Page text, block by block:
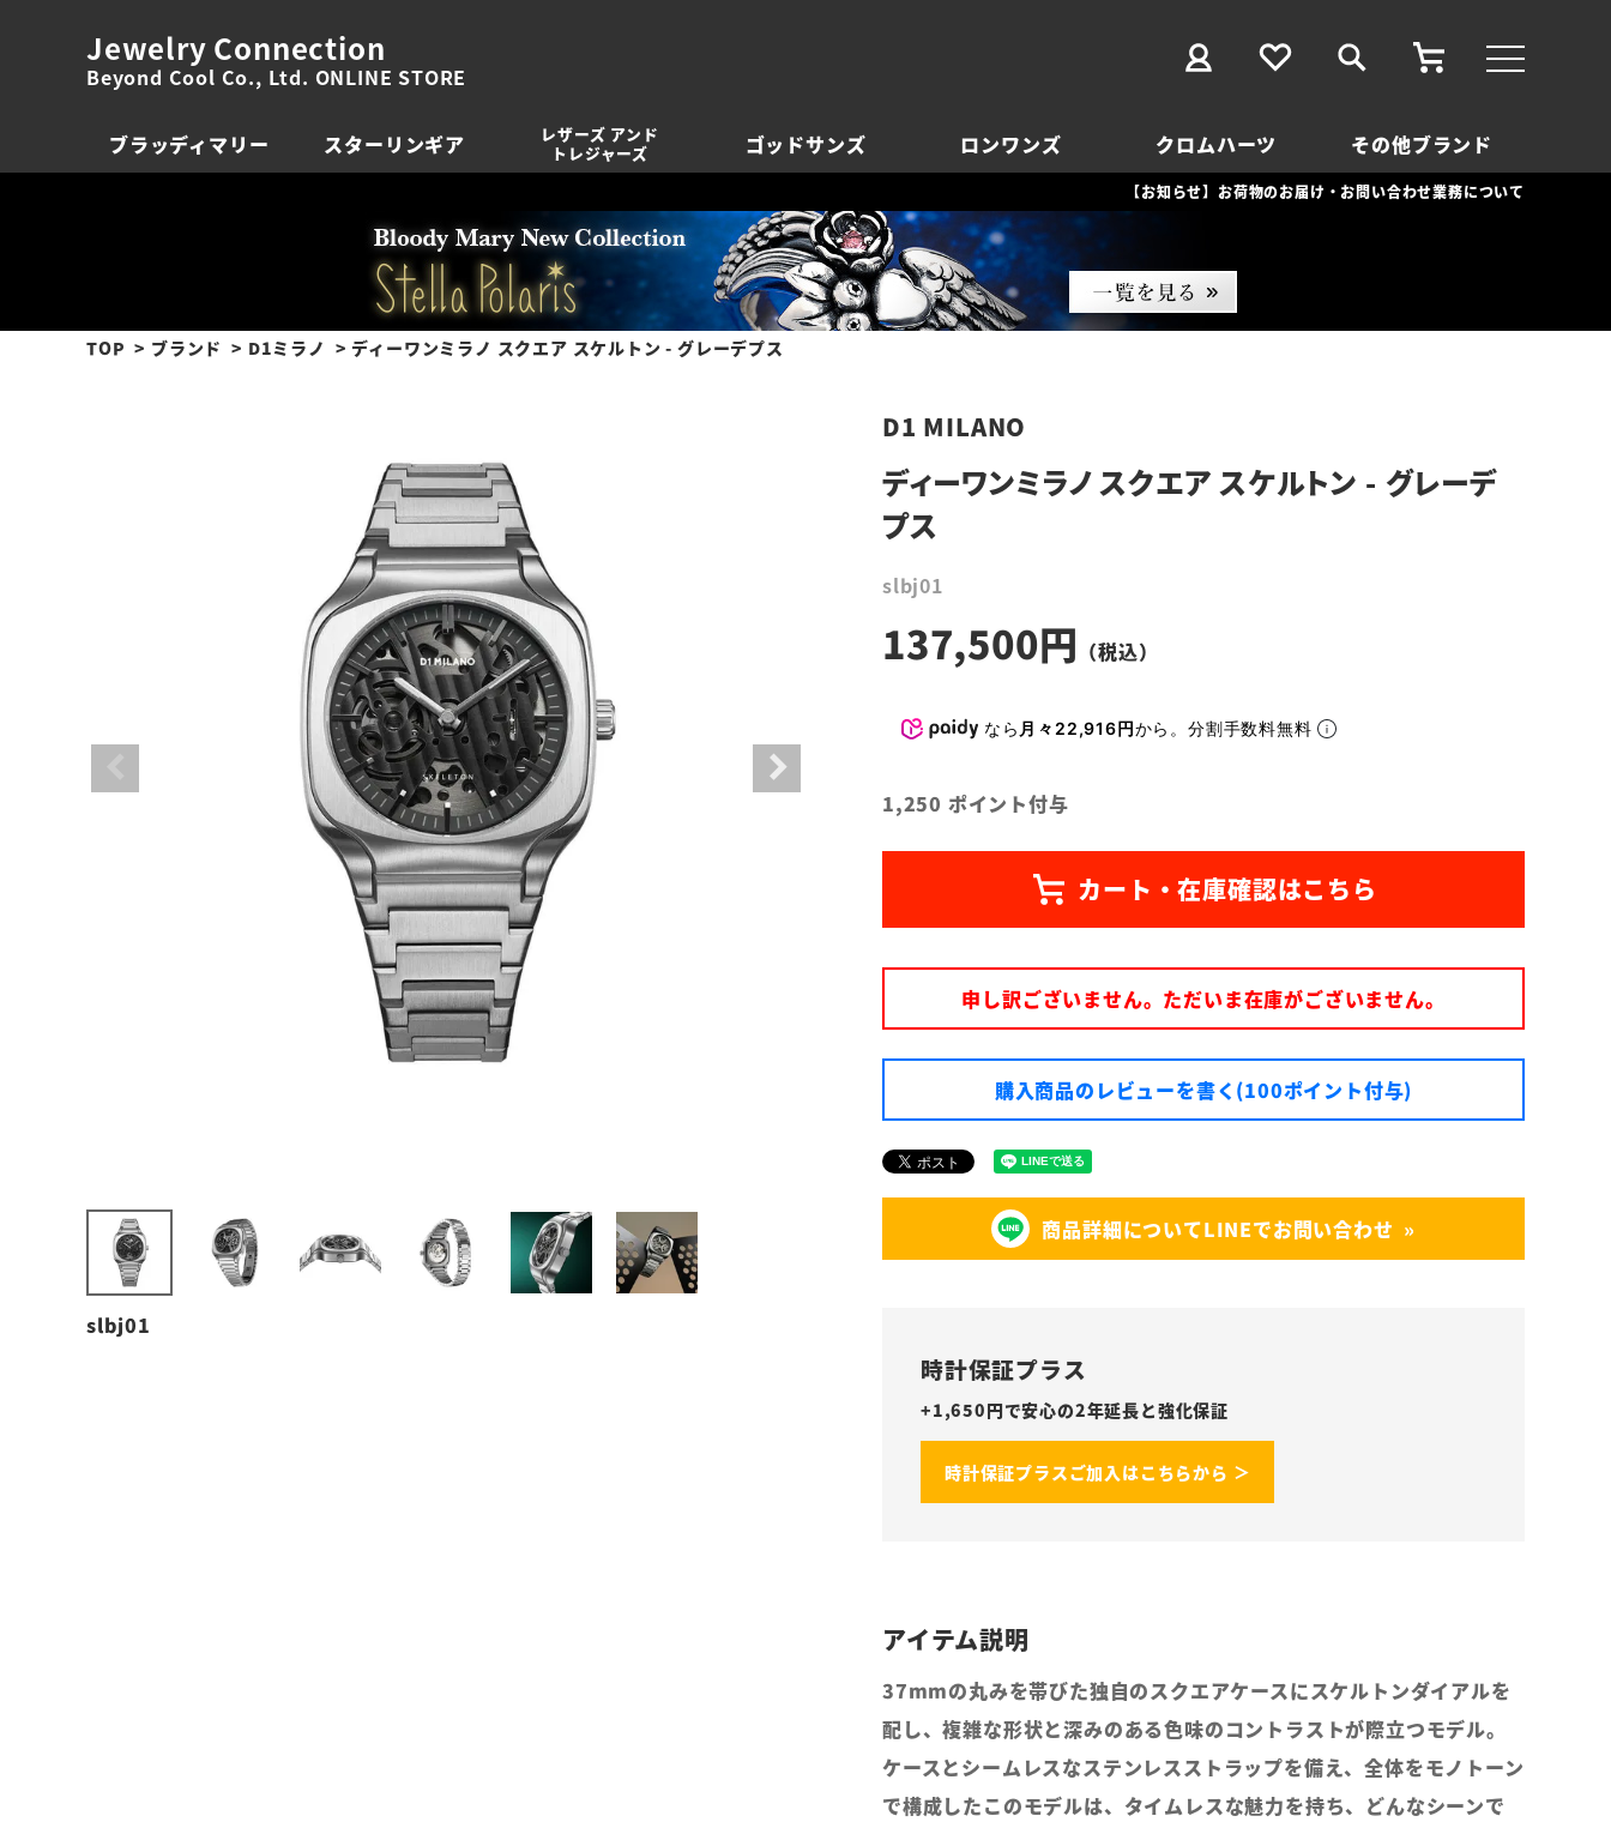
Jewelry Connection
Beyond Cool Co., Ltd. ONLINE STORE
ブラッディマリー スターリンギア
レザーズ アンド
トレジャーズ
ゴッドサンズ ロンワンズ クロムハーツ その他ブランド
【お知らせ】お荷物のお届け・お問い合わせ業務について
TOP ブランド D1ミラノ ディーワンミラノ スクエア スケルトン - グレーデプス
slbj01
D1 MILANO
ディーワンミラノ スクエア スケルトン - グレーデ
プス
slbj01
137,500
なら 月々22,916円から。分割手数料無料
1,250 ポイント付与
申し訳ございません。ただいま在庫がございません。
購入商品のレビューを書く(100ポイント付与)
商品詳細についてLINEでお問い合わせ
時計保証プラス
+1,650円で安心の2年延長と強化保証
時計保証プラスご加入はこちらから ＞
37mmの丸みを帯びた独自のスクエアケースにスケルトンダイアルを
配し、複雑な形状と深みのある色味のコントラストが際立つモデル。
ケースとシームレスなステンレスストラップを備え、全体をモノトーン
で構成したこのモデルは、タイムレスな魅力を持ち、どんなシーンで